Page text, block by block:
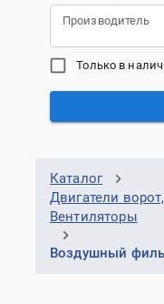
Производитель
Только в
Каталог
Двигатели
Вентиляторы
Воздушный